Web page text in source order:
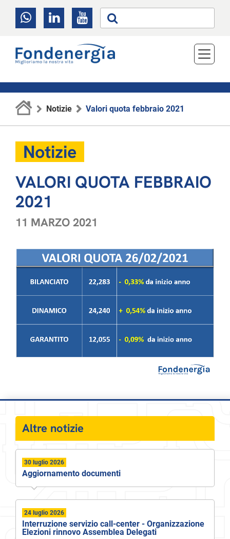
Notizie Valori quota febbraio 2021
Notizie
VALORI QUOTA FEBBRAIO
2021
11 MARZO 2021
Altre notizie
30 luglio 2026
Aggiornamento documenti
24 luglio 2026
Interruzione servizio call-center - Organizzazione
Elezioni rinnovo Assemblea Delegati